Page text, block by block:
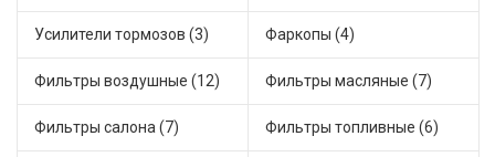
Усилители тормозов (3) Фаркопы (4)
Фильтры воздушные (12) Фильтры масляные (7)
Фильтры салона (7) Фильтры топливные (6)